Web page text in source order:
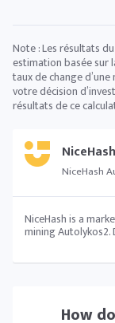
NiceHash
NiceHash
NiceHash is a
mining Autolykos2.
How
Note : Les résultats
estimation basée sur
taux de change
votre décision
résultats de ce